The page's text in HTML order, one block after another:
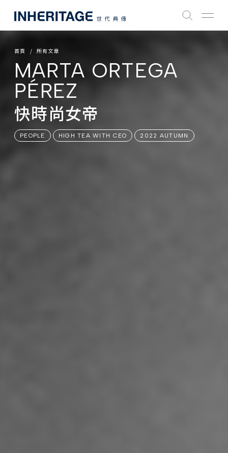
首頁 所有文章
MARTA ORTEGA
PÉREZ
快時尚女帝
PEOPLE HIGH TEA WITH CEO 2022 AUTUMN